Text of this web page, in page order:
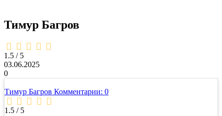
Тимур Багров
1,5
rating
1.5 / 5
03.06.2025
0
Тимур Багров Комментарии: 0
1.5 / 5